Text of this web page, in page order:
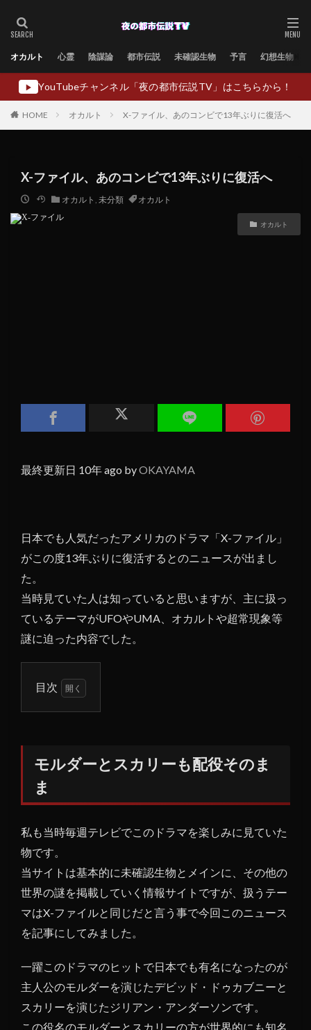
オカルト 心霊 陰謀論 都市伝説 未確認生物 予言 幻想生物
▶ YouTubeチャンネル「夜の都市伝説TV」はこちらから！
HOME オカルト X-ファイル、あのコンビで13年ぶりに復活へ
X-ファイル、あのコンビで13年ぶりに復活へ
オカルト , 未分類 オカルト
オカルト
最終更新日 10年 ago byOKAYAMA
日本でも人気だったアメリカのドラマ「X-ファイル」
がこの度13年ぶりに復活するとのニュースが出まし
た。
当時見ていた人は知っていると思いますが、主に扱っ
ているテーマがUFOやUMA、オカルトや超常現象等
謎に迫った内容でした。
目次
カリ
ーも
配役
まま
1.1
X-フ
ァイ
存在
する
モルダーとスカリーも配役そのま
ま
私も当時毎週テレビでこのドラマを楽しみに見ていた
物です。
当サイトは基本的に未確認生物とメインに、その他の
世界の謎を掲載していく情報サイトですが、扱うテー
マはX-ファイルと同じだと言う事で今回このニュース
を記事にしてみました。
一躍このドラマのヒットで日本でも有名になったのが
主人公のモルダーを演じたデビッド・ドゥカブニーと
スカリーを演じたジリアン・アンダーソンです。
この役名のモルダーとスカリーの方が世界的にも知名